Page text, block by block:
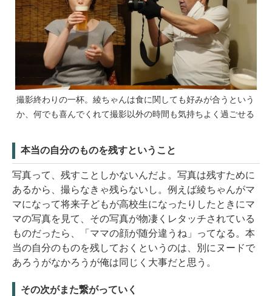
撮影終わりの一杯。綾ちゃんは食に関しても好みが合うという
か、何でも喜んでくれて撮影以外の時間も気持ちよく過ごせる
本当の自分のものを残すということ
写真って、残すことしかないんだよ。写真は残すために
あるから、撮らなきゃ残らないし。例えば綾ちゃんがマ
マになって将来子どもが高校生になったりしたときにマ
マの写真を見て、その写真が物凄くレタッチされている
ものだったら、「ママの顔が随分違うね」ってなる。本
当の自分のものを残しておくというのは、別にヌードで
あろうがなかろうが俺は同じく大事だと思う。
その次がまた繋がっていく